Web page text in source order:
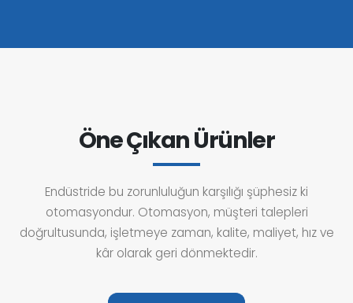
Öne Çıkan Ürünler
Endüstride bu zorunluluğun karşılığı şüphesiz ki
otomasyondur. Otomasyon, müşteri talepleri
doğrultusunda, işletmeye zaman, kalite, maliyet, hız ve
kâr olarak geri dönmektedir.